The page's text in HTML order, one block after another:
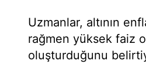
Uzmanlar, altının
rağmen yüksek faiz
oluşturduğunu